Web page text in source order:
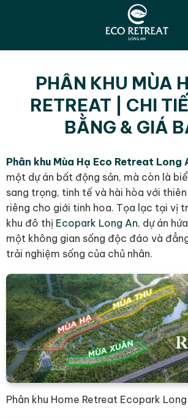
PHÂN KHU MÙA
RETREAT | CHI
BẰNG & GIÁ
Phân khu Mùa Hạ Eco Retreat Long
một dự án bất động sản, mà còn là
sang trọng, tinh tế và hài hòa với thiên
riêng cho giới tinh hoa. Tọa lạc tại vị
khu đô thị Ecopark Long An, dự án
một không gian sống độc đáo và
trải nghiệm sống của chủ nhân.
Phân khu Home Retreat Ecopark